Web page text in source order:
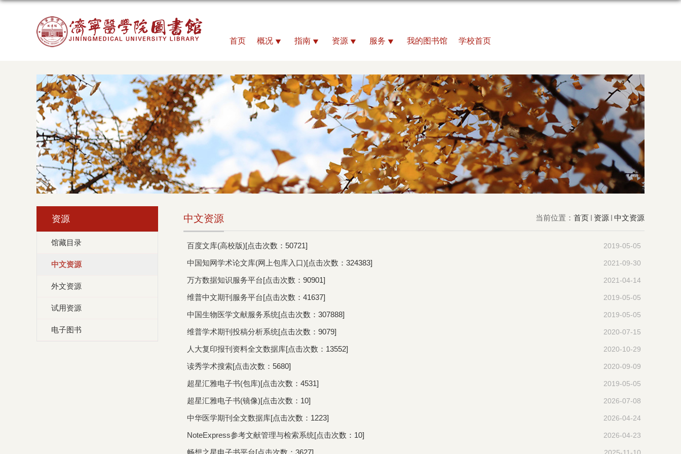
首页 概况 指南 资源 服务 我的图书馆 学校首页
资源
馆藏目录
中文资源
外文资源
试用资源
电子图书
当前位置： 首页 资源 中文资源
中文资源
百度文库(高校版)[点击次数： 50721] 2019-05-05
中国知网学术论文库(网上包库入口)[点击次数： 324383] 2021-09-30
万方数据知识服务平台[点击次数： 90901] 2021-04-14
维普中文期刊服务平台[点击次数： 41637] 2019-05-05
中国生物医学文献服务系统[点击次数： 307888] 2019-05-05
维普学术期刊投稿分析系统[点击次数： 9079] 2020-07-15
人大复印报刊资料全文数据库[点击次数： 13552] 2020-10-29
读秀学术搜索[点击次数： 5680] 2020-09-09
超星汇雅电子书(包库)[点击次数： 4531] 2019-05-05
超星汇雅电子书(镜像)[点击次数： 10] 2026-07-08
中华医学期刊全文数据库[点击次数： 1223] 2026-04-24
NoteExpress参考文献管理与检索系统[点击次数： 10] 2026-04-23
畅想之星电子书平台[点击次数： 3627]